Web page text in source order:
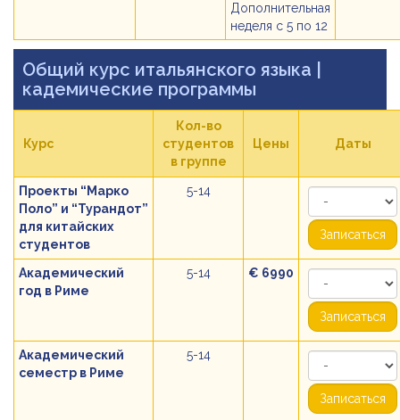
Дополнительная
неделя с 5 по 12
Общий курс итальянского языка
кадемические программы
Курс
Кол-во
студентов
в группе
Цены Даты
Проекты “Марко
Поло” и “Турандот”
для китайских
студентов
5-14
Записаться
Академический
год в Риме
5-14 € 6990
Записаться
Академический
семестр в Риме
5-14
Записаться